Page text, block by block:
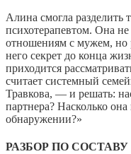
Алина смогла разделить
психотерапевтом. Она
отношениям с мужем, но
него секрет до конца
приходится
считает системный
Травкова, — и решать:
партнера? Насколько
обнаружении?»
РАЗБОР ПО СОСТАВУ